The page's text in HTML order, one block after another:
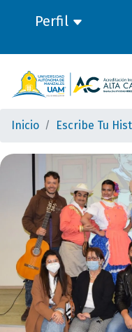
Perfil
Inicio Escribe Tu